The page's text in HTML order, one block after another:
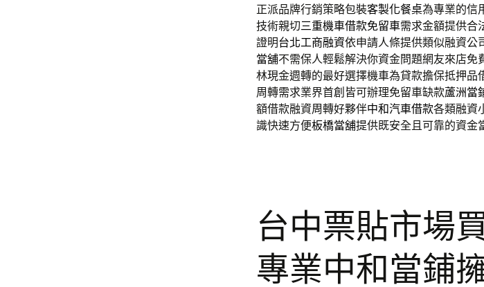
正派品牌行銷策略包裝客製化餐桌為專業的信
技術親切三重機車借款免留車需求金額提供合
證明台北工商融資依申請人條提供類似融資公
當舖不需保人輕鬆解決你資金問題網友來店免
林現金週轉的最好選擇機車為貸款擔保抵押品
周轉需求業界首創皆可辦理免留車缺款蘆洲當
額借款融資周轉好夥伴中和汽車借款各類融資
識快速方便板橋當舖提供既安全且可靠的資金
台中票貼市場
專業中和當鋪